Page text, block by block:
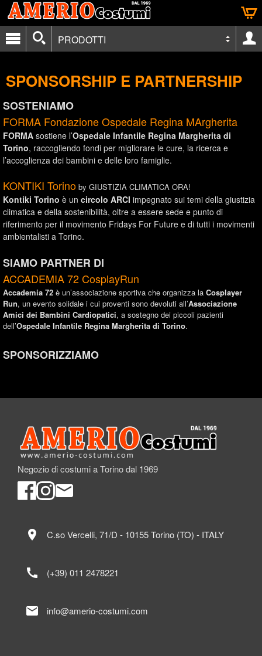
PRODOTTI
SPONSORSHIP E PARTNERSHIP
SOSTENIAMO
FORMA Fondazione Ospedale Regina MArgherita
FORMA sostiene l’Ospedale Infantile Regina Margherita di
Torino, raccogliendo fondi per migliorare le cure, la ricerca e
l’accoglienza dei bambini e delle loro famiglie.
KONTIKI Torino by GIUSTIZIA CLIMATICA ORA!
Kontiki Torino è un circolo ARCI impegnato sui temi della giustizia
climatica e della sostenibilità, oltre a essere sede e punto di
riferimento per il movimento Fridays For Future e di tutti i movimenti
ambientalisti a Torino.
SIAMO PARTNER DI
ACCADEMIA 72 CosplayRun
Accademia 72 è un’associazione sportiva che organizza la Cosplayer
Run, un evento solidale i cui proventi sono devoluti all’Associazione
Amici dei Bambini Cardiopatici, a sostegno dei piccoli pazienti
dell’Ospedale Infantile Regina Margherita di Torino.
SPONSORIZZIAMO
Negozio di costumi a Torino dal 1969
location_on C.so Vercelli, 71/D - 10155 Torino (TO) - ITALY
call (+39) 011 2478221
mail info@amerio-costumi.com